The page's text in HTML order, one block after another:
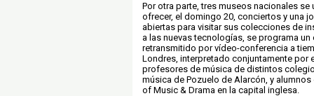
Por otra parte, tres museos nacionales se
ofrecer, el domingo 20, conciertos y una
abiertas para visitar sus colecciones de
a las nuevas tecnologías, se programa
retransmitido por vídeo-conferencia a
Londres, interpretado conjuntamente por
profesores de música de distintos
música de Pozuelo de Alarcón, y
of Music & Drama en la capital inglesa.